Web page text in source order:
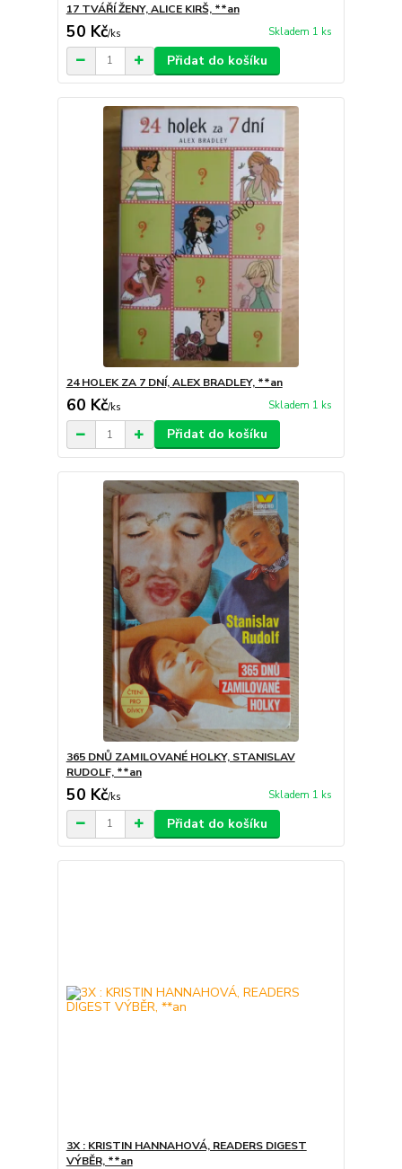
17 TVÁŘÍ ŽENY, ALICE KIRŠ, **an
50 Kč/ks Skladem 1 ks
Přidat do košíku
24 HOLEK ZA 7 DNÍ, ALEX BRADLEY, **an
60 Kč/ks Skladem 1 ks
Přidat do košíku
365 DNŮ ZAMILOVANÉ HOLKY, STANISLAV
RUDOLF, **an
50 Kč/ks Skladem 1 ks
Přidat do košíku
3X : KRISTIN HANNAHOVÁ, READERS DIGEST
VÝBĚR, **an